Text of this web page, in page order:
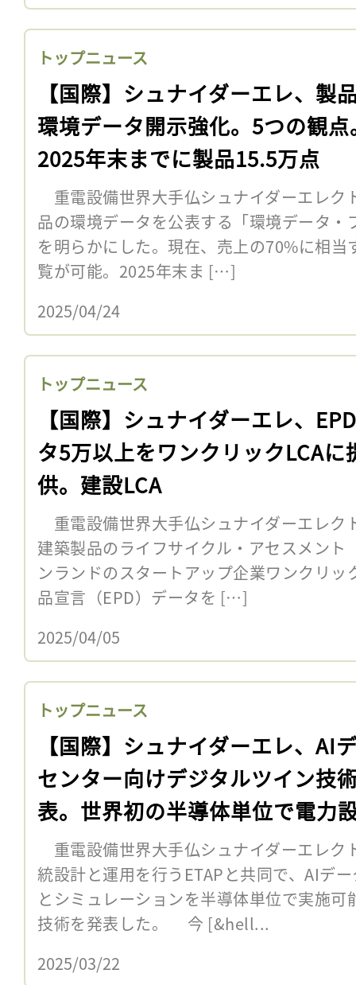
トップニュース
【国際】シュナイダーエレ、製
環境データ開示強化。5つの観点
2025年末までに製品15.5万点
重電設備世界大手仏シュナイダーエレク
品の環境データを公表する「環境データ・
を明らかにした。現在、売上の70%に相
覧が可能。2025年末ま […]
2025/04/24
トップニュース
【国際】シュナイダーエレ、
タ5万以上をワンクリックLCAに
供。建設LCA
重電設備世界大手仏シュナイダーエレク
建築製品のライフサイクル・アセスメント
ンランドのスタートアップ企業ワンクリッ
品宣言（EPD）データを […]
2025/04/05
トップニュース
【国際】シュナイダーエレ、AI
センター向けデジタルツイン技
表。世界初の半導体単位で電力
重電設備世界大手仏シュナイダーエレク
統設計と運用を行うETAPと共同で、AIデ
とシミュレーションを半導体単位で実施
技術を発表した。 今 [&hell...
2025/03/22